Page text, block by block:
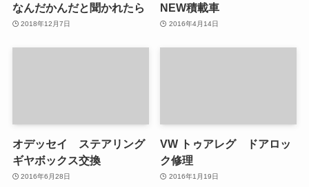
なんだかんだと聞かれたら
2018年12月7日
NEW積載車
2016年4月14日
オデッセイ ステアリング
ギヤボックス交換
2016年6月28日
VW トゥアレグ ドアロッ
ク修理
2016年1月19日